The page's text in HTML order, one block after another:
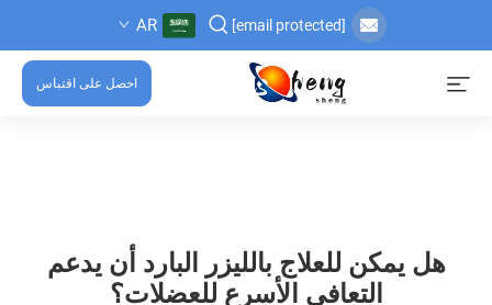
[email protected]
AR
احصل على اقتباس
هل يمكن للعلاج بالليزر البارد أن يدعم
التعافي الأسرع للعضلات؟